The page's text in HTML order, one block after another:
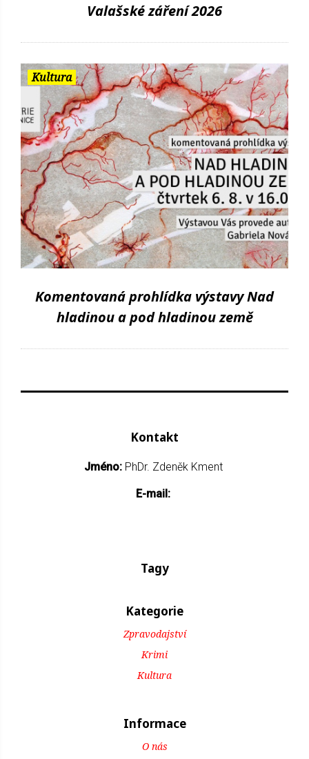
Valašské záření 2026
Kultura
Komentovaná prohlídka výstavy Nad
hladinou a pod hladinou země
Kontakt
Jméno: PhDr. Zdeněk Kment
E-mail:
Tagy
Kategorie
Zpravodajství
Krimi
Kultura
Informace
O nás